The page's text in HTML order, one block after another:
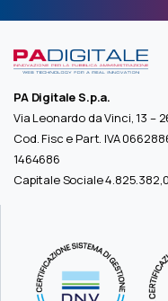
PA Digitale S.p.a.
Via Leonardo da Vinci, 13 –
Cod. Fisc e Part. IVA
1464686
Capitale Sociale